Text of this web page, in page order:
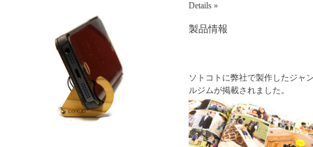
Details »
製品情報
ソトコトに弊社で製作したジャ
ルジムが掲載されました。